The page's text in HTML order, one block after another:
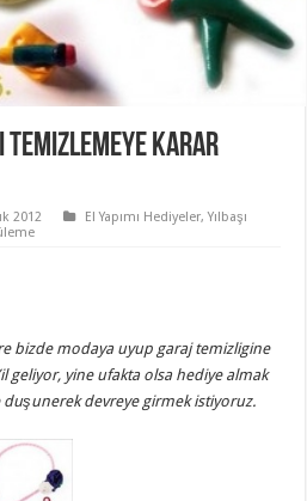
temizlemeye karar
2012 El Yapımı Hediyeler,Yılbaşı
bizde modaya uyup garaj temizligine
geliyor, yine ufakta olsa hediye almak
devreye girmek istiyoruz.